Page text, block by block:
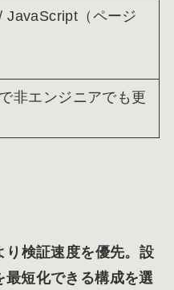
JavaScript（ページ
非エンジニアでも更
り検証速度を優先。設
短化できる構成を選